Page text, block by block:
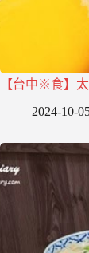
【台中※食】
2024-10-